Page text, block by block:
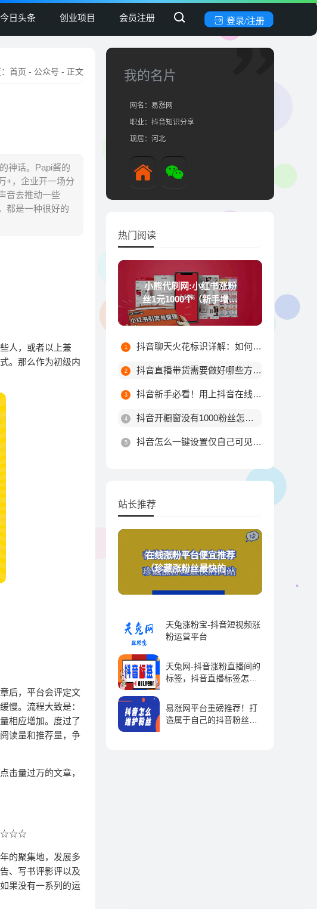
今日头条 创业项目 会员注册 登录/注册
首页 - 公众号 - 正文
神话。Papi酱的
+，企业开一场分
音去推动一些
都是一种很好的
人，或者以上兼
。那么作为初级内
后，平台会评定文
慢。流程大致是：
相应增加。度过了
读量和推荐量，争
击量过万的文章，
的聚集地，发展多
、写书评影评以及
果没有一系列的运
我的名片
网名：易涨网
职业：抖音知识分享
现居：河北
热门阅读
小熊代刷网:小红书涨粉
丝1元1000个（新手增加
粉丝技巧）
抖音聊天火花标识详解：如何触发不同颜色火花及最高等级规则
抖音直播带货需要做好哪些方面?
抖音新手必看！用上抖音在线涨粉平台这10个技巧，粉丝量由你决定！
抖音开橱窗没有1000粉丝怎么办
抖音怎么一键设置仅自己可见？详细步骤教你轻松搞定
站长推荐
在线涨粉平台便宜推荐
（珍藏涨粉丝最快的网
天兔涨粉宝-抖音短视频涨
粉运营平台
天兔网-抖音涨粉直播间的
标签，抖音直播标签怎么
易涨网平台重磅推荐！打
造属于自己的抖音粉丝帝